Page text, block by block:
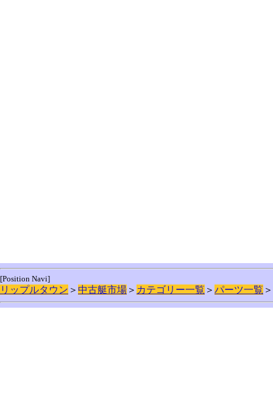
[Position Navi]
リップルタウン ＞ 中古艇市場 ＞ カテゴリー一覧 ＞ パーツ一覧